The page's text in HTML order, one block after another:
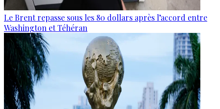
Le Brent repasse sous les 80 dollars après l’accord entre
Washington et Téhéran